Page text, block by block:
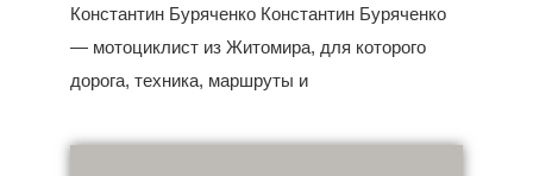
Константин Буряченко Константин Буряченко
— мотоциклист из Житомира, для которого
дорога, техника, маршруты и